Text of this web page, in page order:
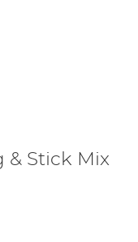
& Stick Mix